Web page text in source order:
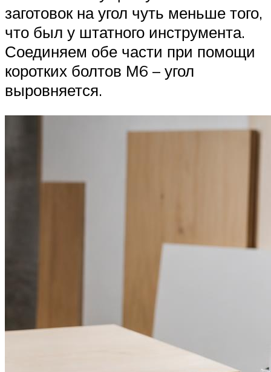
заготовок на угол чуть меньше того,
что был у штатного инструмента.
Соединяем обе части при помощи
коротких болтов М6 – угол
выровняется.